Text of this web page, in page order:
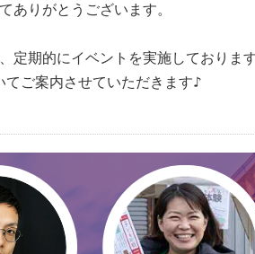
ありがとうございます。
定期的にイベントを実施しております
てご案内させていただきます♪